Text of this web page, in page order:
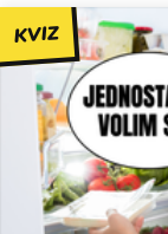
KVIZ